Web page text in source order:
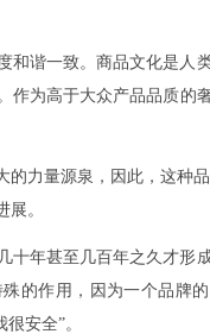
和谐一致。商品文化是
作为高于大众产品品质
的力量源泉，因此，这种
。
十年甚至几百年之久才
的作用，因为一个品牌
安全”。